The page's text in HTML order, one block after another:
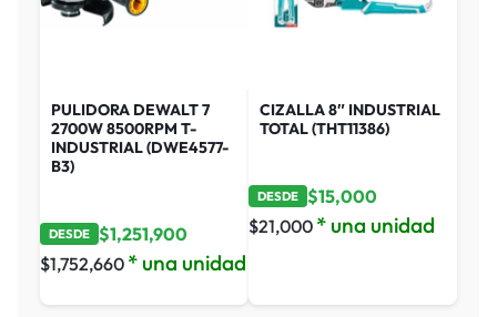
PULIDORA DEWALT 7
2700W 8500RPM T-
INDUSTRIAL (DWE4577-
B3)
DESDE $1,251,900
$1,752,660 * una unidad
CIZALLA 8″ INDUSTRIAL
TOTAL (THT11386)
DESDE $15,000
$21,000 * una unidad